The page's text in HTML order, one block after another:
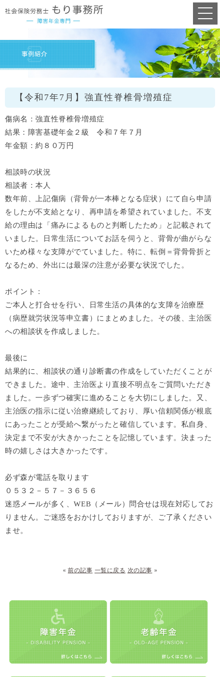
【令和7年7月】強直性脊椎骨増殖症
傷病名：強直性脊椎骨増殖症
結果：障害基礎年金２級 令和７年７月
年金額：約８０万円
相談時の状況
相談者：本人
数年前、上記傷病（背骨が一本棒となる症状）にて自ら申請
をしたが不支給となり、再申請を希望されていました。不支
給の理由は「痛みによるものと判断したため」と記載されて
いました。日常生活についてお話を伺うと、背骨が曲がらな
いため様々な支障がでていました。特に、転倒＝背骨骨折と
なるため、外出には最深の注意が必要な状況でした。
ポイント：
ご本人と打合せを行い、日常生活の具体的な支障を治療歴
（病歴就労状況等申立書）にまとめました。その後、主治医
への相談状を作成しました。
最後に
結果的に、相談状の通り診断書の作成をしていただくことが
できました。途中、主治医より直接不明点をご質問いただき
ました。一歩ずつ確実に進めることを大切にしました。又、
主治医の指示に従い治療継続しており、厚い信頼関係が根底
にあったことが受給へ繋がったと確信しています。私自身、
決定まで不安が大きかったことを記憶しています。決まった
時の嬉しさは大きかったです。
必ず森が電話を取ります
０５３２－５７－３６５６
迷惑メールが多く、WEB （メール）問合せは現在対応してお
りません。ご迷惑をおかけしておりますが、ご了承ください
ませ。
«前の記事 一覧に戻る 次の記事 »